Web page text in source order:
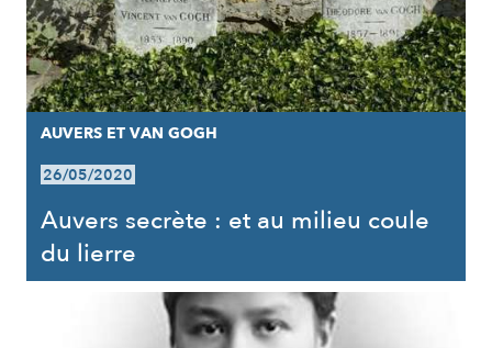
AUVERS ET VAN GOGH
26/05/2020
Auvers secrète : et au milieu coule
du lierre